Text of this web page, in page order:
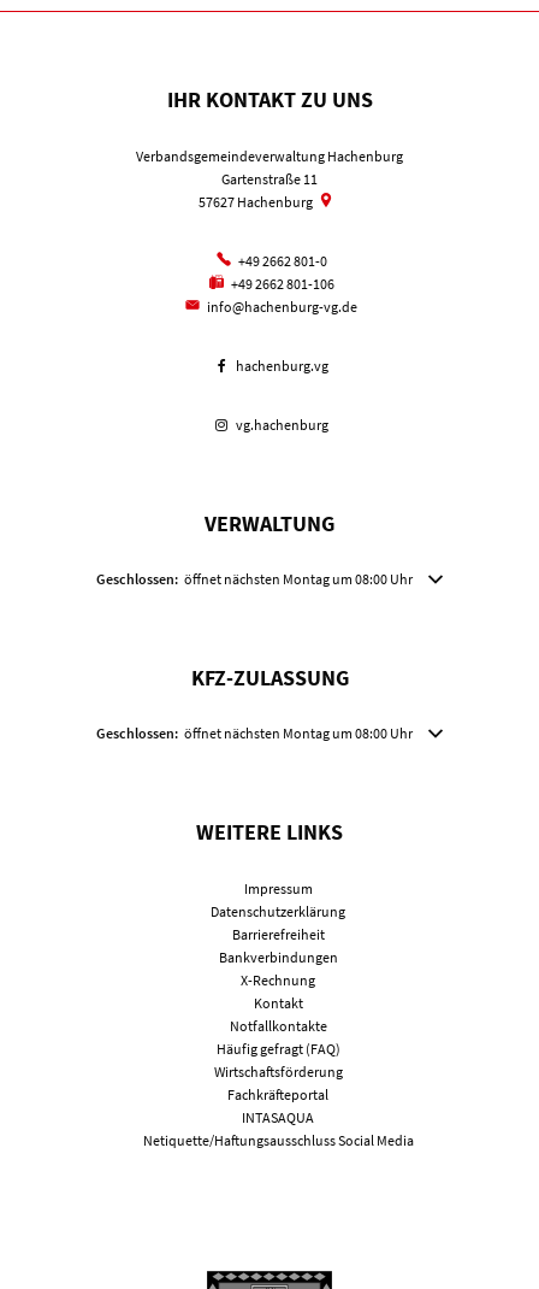
IHR KONTAKT ZU UNS
Verbandsgemeindeverwaltung Hachenburg
Gartenstraße 11
57627 Hachenburg
+49 2662 801-0
+49 2662 801-106
info@hachenburg-vg.de
hachenburg.vg
vg.hachenburg
VERWALTUNG
Klicken, um weitere Öffnungs- oder Schließzeiten auszublenden
Geschlossen: öffnet nächsten Montag um 08:00 Uhr
KFZ-ZULASSUNG
Klicken, um weitere Öffnungs- oder Schließzeiten auszublenden
Geschlossen: öffnet nächsten Montag um 08:00 Uhr
WEITERE LINKS
Impressum
Datenschutzerklärung
Barrierefreiheit
Bankverbindungen
X-Rechnung
Kontakt
Notfallkontakte
Häufig gefragt (FAQ)
Wirtschaftsförderung
Fachkräfteportal
INTASAQUA
Netiquette/Haftungsausschluss Social Media